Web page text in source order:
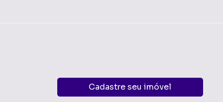
Cadastre seu imóvel